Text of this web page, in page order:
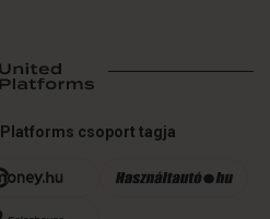
csoport tagja